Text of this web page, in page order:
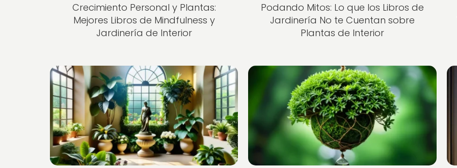
Crecimiento Personal y Plantas:
Mejores Libros de Mindfulness y
Jardinería de Interior
Podando Mitos: Lo que los Libros de
Jardinería No te Cuentan sobre
Plantas de Interior